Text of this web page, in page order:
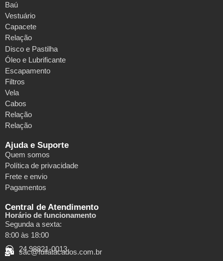
Baú
Vestuário
Capacete
Relação
Disco e Pastilha
Óleo e Lubrificante
Escapamento
Filtros
Vela
Cabos
Relação
Relação
Ajuda e Suporte
Quem somos
Política de privacidade
Frete e envio
Pagamentos
Central de Atendimento
Horário de funcionamento
Segunda a sexta:
8:00 às 18:00
24 98821-0013
sac@fullatacados.com.br